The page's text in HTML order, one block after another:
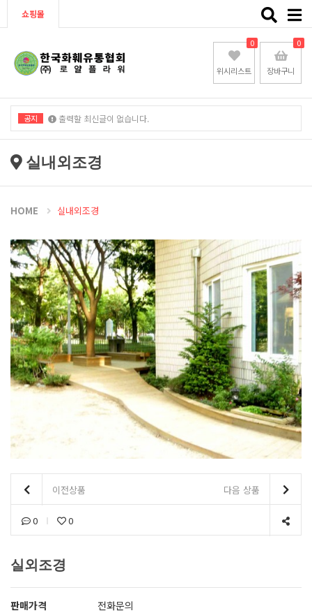
쇼핑몰
Toggle
위시리스트
0
장바구니
0
공지 출력할 최신글이 없습니다.
출력할 최신글이 없습니다.
실내외조경
HOME 실내외조경
이전상품 다음 상품
0 0
실외조경
판매가격
전화문의